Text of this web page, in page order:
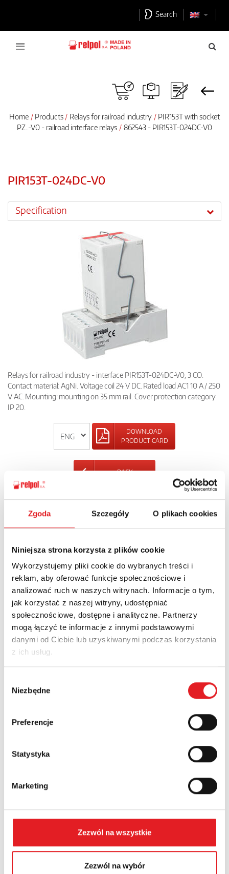
Zgoda Szczegóły O plikach cookies
Niniejsza strona korzysta z plików cookie
Wykorzystujemy pliki cookie do wybranych treści i
reklam, aby oferować funkcje społecznościowe i
analizować ruch w naszych witrynach. Informacje o tym,
jak korzystać z naszej witryny, udostępniać
społecznościowe, dostępne i analityczne. Partnerzy
mogą łączyć te informacje z innymi podstawowymi
danymi od Ciebie lub uzyskiwanymi podczas korzystania
z ich usług.
zgody
Niezbędne
Preferencje
Statystyka
Marketing
Zezwól na wszystkie
Zezwól na wybór
Search
Home Products Relays for railroad industry
PIR153T with socket
PZ..-V0 - railroad interface relays
862543 - PIR153T-024DC-V0
PIR153T-024DC-V0
Specification
Relays for railroad industry - interface PIR153T-024DC-V0, 3 CO.
Contact material: AgNi. Voltage coil 24 V DC. Rated load AC1 10 A / 250
V AC. Mounting: mounting on 35 mm rail. Cover protection category
IP 20.
DOWNLOAD
PRODUCT CARD
BACK
Name: *
Company:
Country:
Contents: *
I consent to the processing of my personal data by
Relpol S.A. More information on the processing of